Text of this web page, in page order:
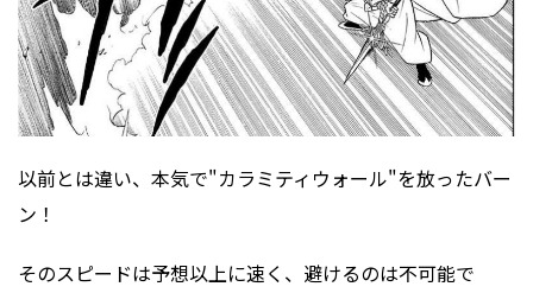
以前とは違い、本気で"カラミティウォール"を放ったバー
ン！
そのスピードは予想以上に速く、避けるのは不可能で